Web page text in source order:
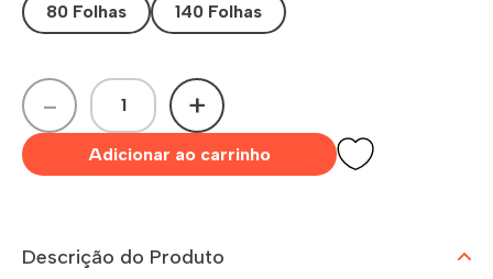
80 Folhas 140 Folhas
- +
Adicionar ao carrinho
Descrição do Produto